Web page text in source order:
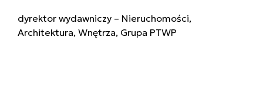
dyrektor wydawniczy – Nieruchomości,
Architektura, Wnętrza, Grupa PTWP